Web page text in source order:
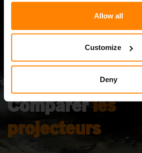
Allow all
Customize
Deny
Comparerles
projecteurs